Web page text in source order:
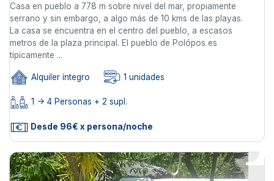
Casa en pueblo a 778 m sobre nivel del mar, propiamente
serrano y sin embargo, a algo más de 10 kms de las playas.
La casa se encuentra en el centro del pueblo, a escasos
metros de la plaza principal. El pueblo de Polópos es
típicamente ...
Alquiler íntegro 1 unidades
1 -> 4 Personas + 2 supl.
Desde 96€ x persona/noche